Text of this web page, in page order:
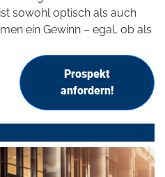
sowohl optisch als auch
ein Gewinn – egal, ob als
Prospekt
anfordern!